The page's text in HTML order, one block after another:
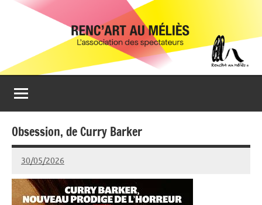
Renc'Art
Méliès
Association
spectateurs
du
cinéma
Le
Montreuil
Obsession, de Curry Barker
30/05/2026
Isabelle
Devaux